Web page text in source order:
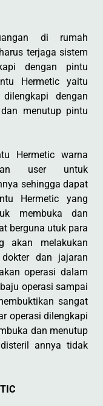
di rumah
terjaga sistem
dengan pintu
Hermetic yaitu
dengan
menutup pintu
Hermetic warna
user untuk
sehingga dapat
Hermetic yang
membuka dan
berguna utuk para
akan melakukan
dan jajaran
operasi dalam
operasi sampai
sangat
operasi dilengkapi
dan menutup
annya tidak